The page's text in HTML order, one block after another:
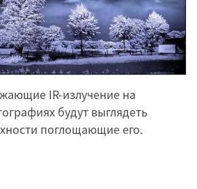
IR-излучение на
будут выглядеть
поглощающие его.